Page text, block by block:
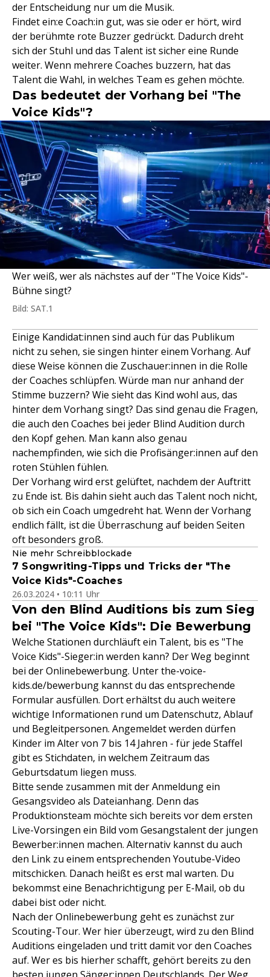
der Entscheidung nur um die Musik.
Findet ein:e Coach:in gut, was sie oder er hört, wird
der berühmte rote Buzzer gedrückt. Dadurch dreht
sich der Stuhl und das Talent ist sicher eine Runde
weiter. Wenn mehrere Coaches buzzern, hat das
Talent die Wahl, in welches Team es gehen möchte.
Das bedeutet der Vorhang bei "The
Voice Kids"?
Wer weiß, wer als nächstes auf der "The Voice Kids"-
Bühne singt?
Bild: SAT.1
Einige Kandidat:innen sind auch für das Publikum
nicht zu sehen, sie singen hinter einem Vorhang. Auf
diese Weise können die Zuschauer:innen in die Rolle
der Coaches schlüpfen. Würde man nur anhand der
Stimme buzzern? Wie sieht das Kind wohl aus, das
hinter dem Vorhang singt? Das sind genau die Fragen,
die auch den Coaches bei jeder Blind Audition durch
den Kopf gehen. Man kann also genau
nachempfinden, wie sich die Profisänger:innen auf den
roten Stühlen fühlen.
Der Vorhang wird erst gelüftet, nachdem der Auftritt
zu Ende ist. Bis dahin sieht auch das Talent noch nicht,
ob sich ein Coach umgedreht hat. Wenn der Vorhang
endlich fällt, ist die Überraschung auf beiden Seiten
oft besonders groß.
Nie mehr Schreibblockade
7 Songwriting-Tipps und Tricks der "The
Voice Kids"-Coaches
26.03.2024 • 10:11 Uhr
Von den Blind Auditions bis zum Sieg
bei "The Voice Kids": Die Bewerbung
Welche Stationen durchläuft ein Talent, bis es "The
Voice Kids"-Sieger:in werden kann? Der Weg beginnt
bei der Onlinebewerbung. Unter the-voice-
kids.de/bewerbung kannst du das entsprechende
Formular ausfüllen. Dort erhältst du auch weitere
wichtige Informationen rund um Datenschutz, Ablauf
und Begleitpersonen. Angemeldet werden dürfen
Kinder im Alter von 7 bis 14 Jahren - für jede Staffel
gibt es Stichdaten, in welchem Zeitraum das
Geburtsdatum liegen muss.
Bitte sende zusammen mit der Anmeldung ein
Gesangsvideo als Dateianhang. Denn das
Produktionsteam möchte sich bereits vor dem ersten
Live-Vorsingen ein Bild vom Gesangstalent der jungen
Bewerber:innen machen. Alternativ kannst du auch
den Link zu einem entsprechenden Youtube-Video
mitschicken. Danach heißt es erst mal warten. Du
bekommst eine Benachrichtigung per E-Mail, ob du
dabei bist oder nicht.
Nach der Onlinebewerbung geht es zunächst zur
Scouting-Tour. Wer hier überzeugt, wird zu den Blind
Auditions eingeladen und tritt damit vor den Coaches
auf. Wer es bis hierher schafft, gehört bereits zu den